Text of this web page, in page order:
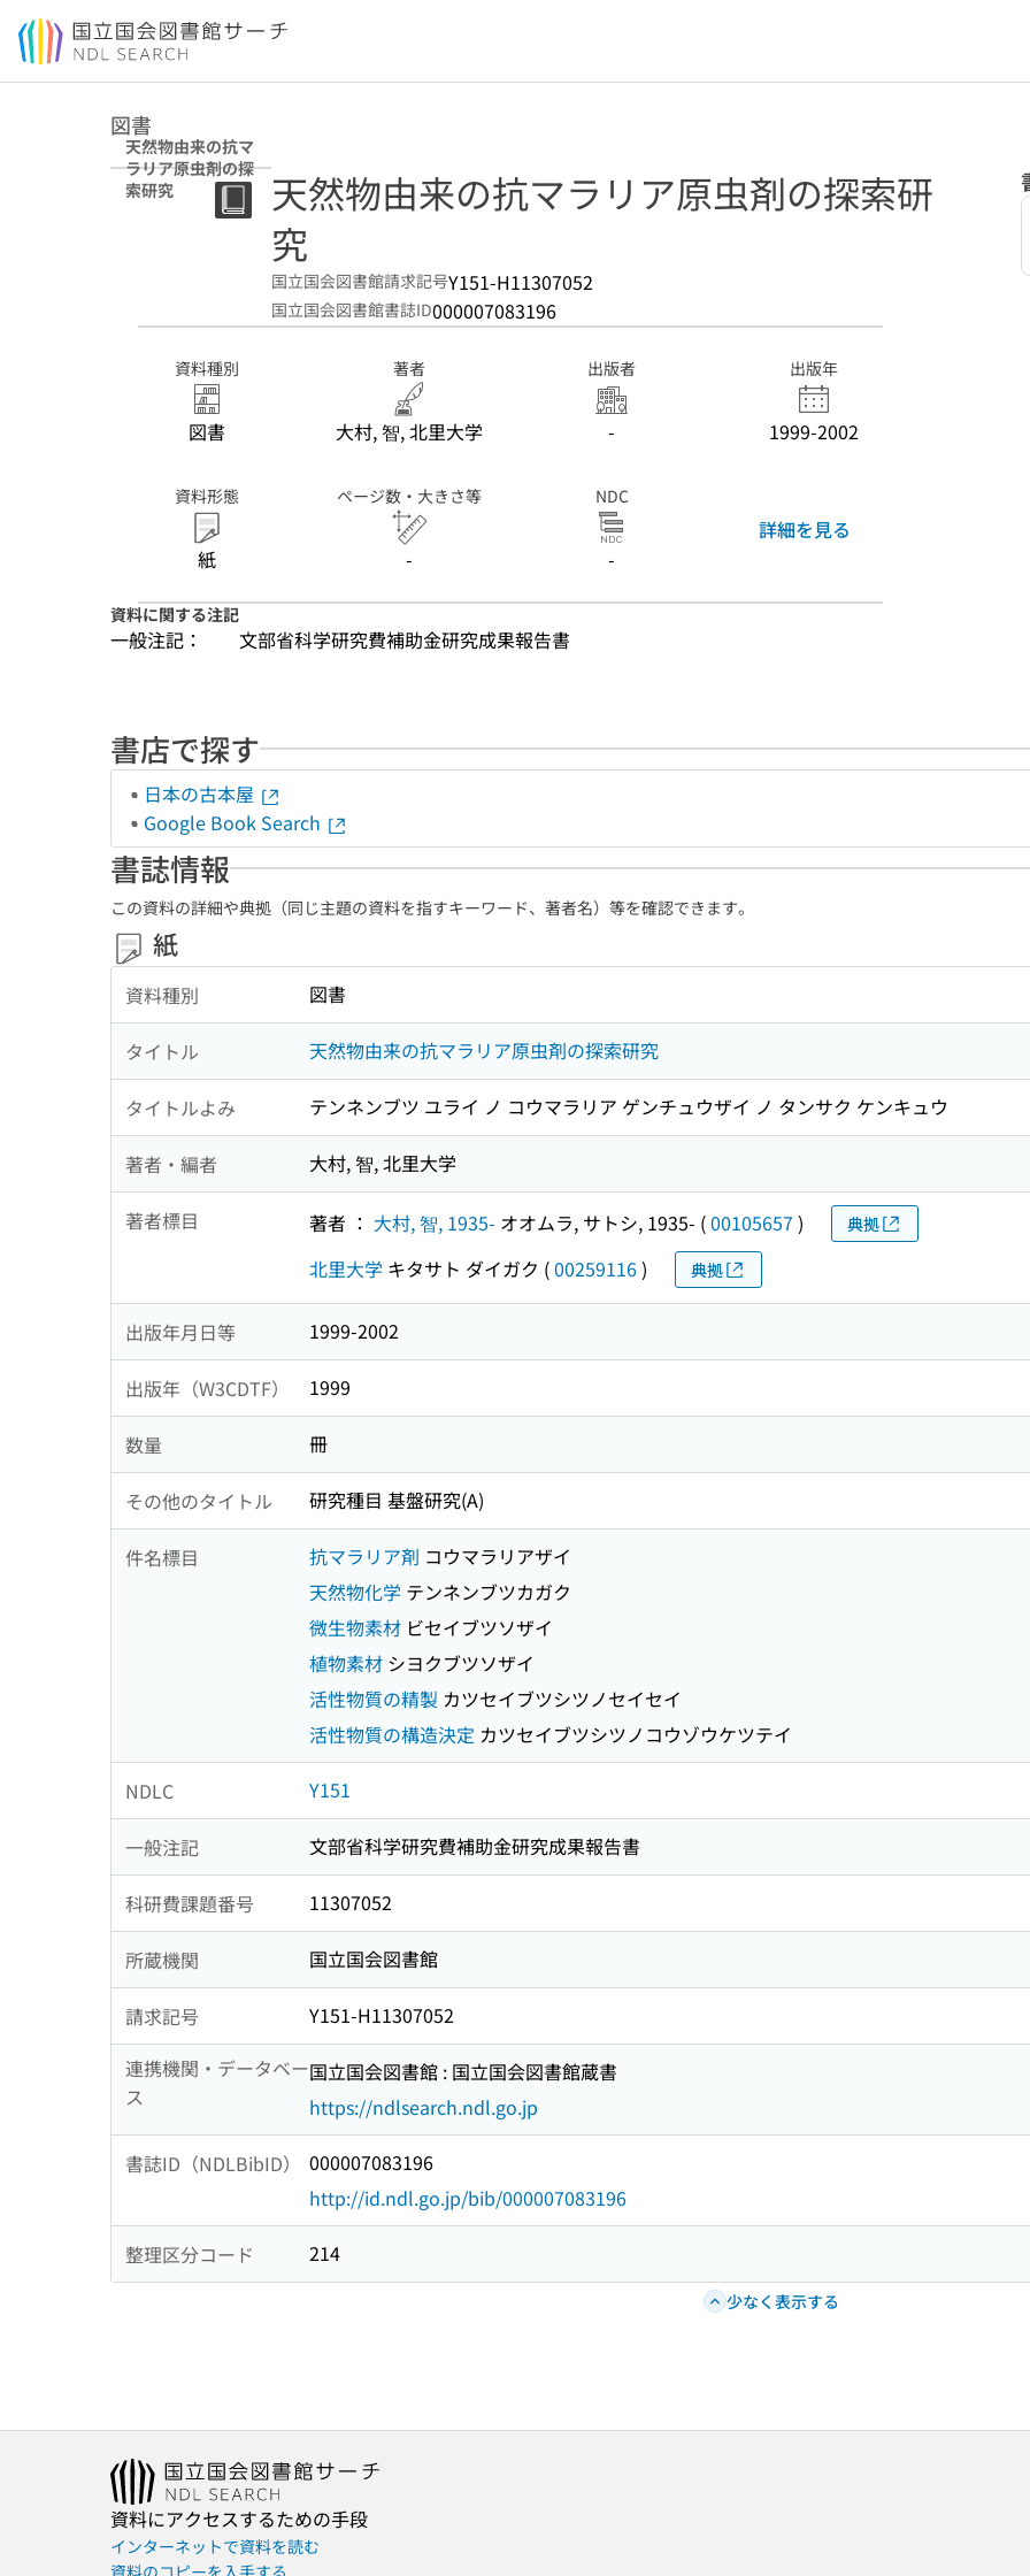
本文へ移動
図書
天然物由来の抗マ
ラリア原虫剤の探
索研究
天然物由来の抗マラリア原虫剤の探索研
究
国立国会図書館請求記号Y151-H11307052
国立国会図書館書誌ID000007083196
資料種別
図書
著者
大村, 智, 北里大学
出版者
-
出版年
1999-2002
資料形態
紙
ページ数・大きさ等
-
NDC
-
詳細を見る
資料に関する注記
一般注記： 文部省科学研究費補助金研究成果報告書
書店で探す
日本の古本屋
Google Book Search
書誌情報
この資料の詳細や典拠（同じ主題の資料を指すキーワード、著者名）等を確認できます。
紙
資料種別 図書
タイトル 天然物由来の抗マラリア原虫剤の探索研究
タイトルよみ テンネンブツ ユライ ノ コウマラリア ゲンチュウザイ ノ タンサク ケンキュウ
著者・編者 大村, 智, 北里大学
著者標目 著者 ： 大村, 智, 1935- オオムラ, サトシ, 1935- (00105657 ) 典拠
北里大学 キタサト ダイガク (00259116) 典拠
出版年月日等 1999-2002
出版年（W3CDTF） 1999
数量 冊
その他のタイトル 研究種目 基盤研究(A)
件名標目 抗マラリア剤 コウマラリアザイ
天然物化学 テンネンブツカガク
微生物素材 ビセイブツソザイ
植物素材 シヨクブツソザイ
活性物質の精製 カツセイブツシツノセイセイ
活性物質の構造決定 カツセイブツシツノコウゾウケツテイ
NDLC Y151
一般注記 文部省科学研究費補助金研究成果報告書
科研費課題番号 11307052
所蔵機関 国立国会図書館
請求記号
Y151-H11307052
連携機関・データベー
ス
国立国会図書館 : 国立国会図書館蔵書
https://ndlsearch.ndl.go.jp
書誌ID（NDLBibID）
000007083196
http://id.ndl.go.jp/bib/000007083196
整理区分コード 214
少なく表示する
資料にアクセスするための手段
インターネットで資料を読む